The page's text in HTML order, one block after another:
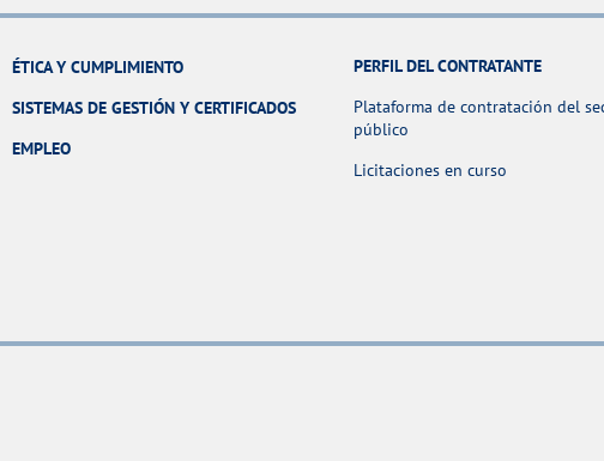
ÉTICA Y CUMPLIMIENTO
SISTEMAS DE GESTIÓN Y CERTIFICADOS
EMPLEO
PERFIL DEL CONTRATANTE
Plataforma de contratación del
público
Licitaciones en curso